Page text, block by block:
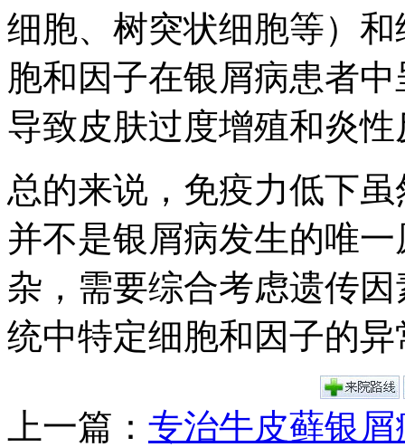
细胞、树突状细胞等）
胞和因子在银屑病患者
导致皮肤过度增殖和炎性
总的来说，免疫力低下
并不是银屑病发生的唯
杂，需要综合考虑遗传
统中特定细胞和因子的
上一篇： 专治牛皮藓银屑